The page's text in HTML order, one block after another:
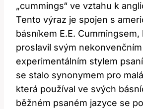
„cummings“ ve vztahu k
Tento výraz je spojen s
básníkem E.E.
proslavil svým nekonvenčním
experimentálním stylem
se stalo synonymem pro
která používal ve svých
běžném psaném jazyce se